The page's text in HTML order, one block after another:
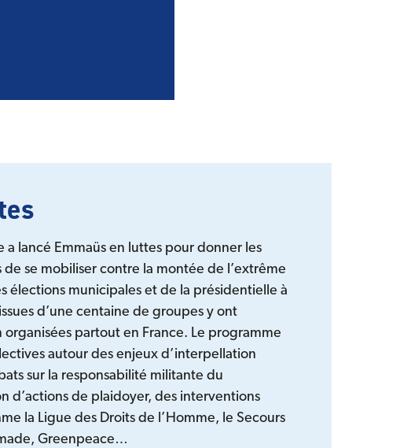
a lancé Emmaüs en luttes pour donner les
de se mobiliser contre la montée de l’extrême
élections municipales et de la présidentielle à
d’une centaine de groupes y ont
partout en France. Le programme
autour des enjeux d’interpellation
sur la responsabilité militante du
d’actions de plaidoyer, des interventions
la Ligue des Droits de l’Homme, le Secours
Greenpeace…